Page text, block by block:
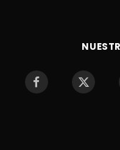
Facebook X